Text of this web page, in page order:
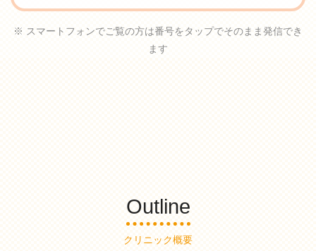
※ スマートフォンでご覧の方は番号をタップでそのまま発信でき
ます
Outline
クリニック概要